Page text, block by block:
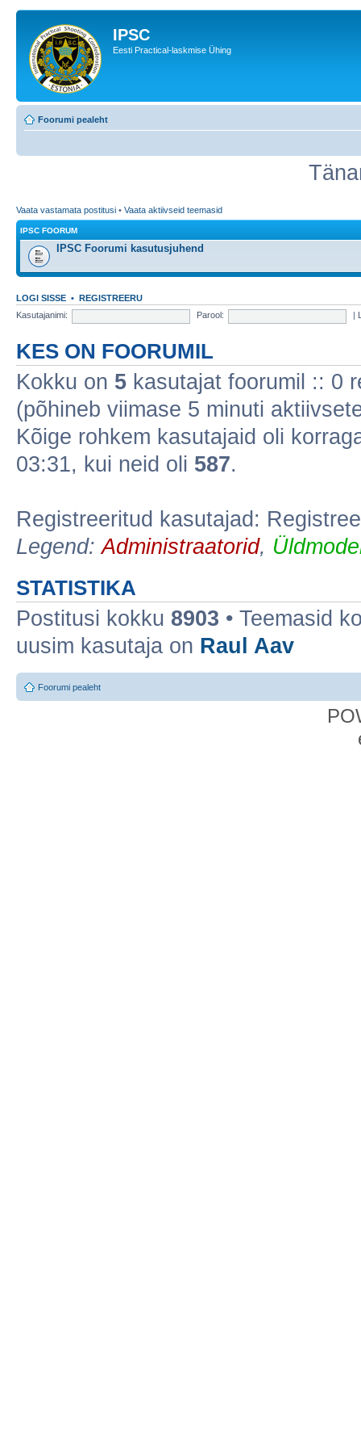
IPSC
Eesti Practical-laskmise Ühing
Foorumi pealeht
Vaata vastamata postitusi • Vaata aktiivseid teemasid
IPSC FOORUM
IPSC Foorumi kasutusjuhend
LOGI SISSE • REGISTREERU
Kasutajanimi:
Parool:
KES ON FOORUMIL
Kokku on 5 kasutajat foorumil :: 0
(põhineb viimase 5 minuti
Kõige rohkem kasutajaid oli
03:31, kui neid oli 587.
Registreeritud kasutajad:
Legend:Administraatorid,
STATISTIKA
Postitusi kokku 8903 • Teemasid
uusim kasutaja on Raul Aav
Foorumi pealeht